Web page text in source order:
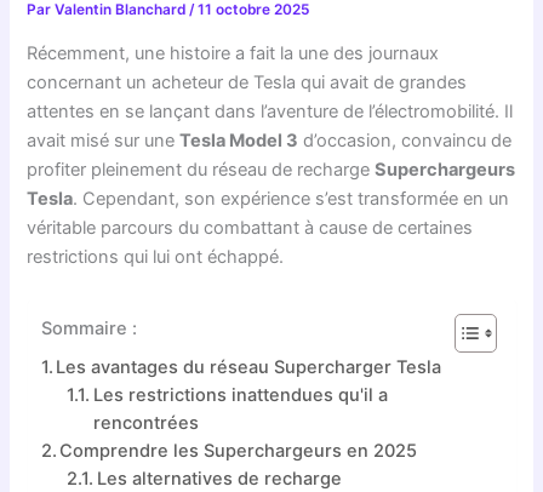
ParValentin Blanchard/11 octobre 2025
Récemment, une histoire a fait la une des journaux
concernant un acheteur de Tesla qui avait de grandes
attentes en se lançant dans l’aventure de l’électromobilité. Il
avait misé sur uneTesla Model 3 d’occasion, convaincu de
profiter pleinement du réseau de rechargeSuperchargeurs
Tesla. Cependant, son expérience s’est transformée en un
véritable parcours du combattant à cause de certaines
restrictions qui lui ont échappé.
Sommaire :
Les avantages du réseau Supercharger Tesla
Les restrictions inattendues qu'il a
rencontrées
Comprendre les Superchargeurs en 2025
Les alternatives de recharge